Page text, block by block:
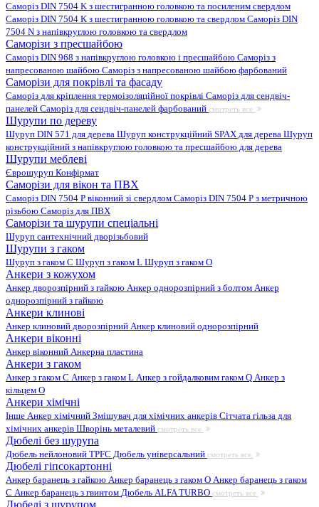
Саморіз DIN 7504 K з шестигранною головкою та посиленим свердлом
Саморіз DIN 7504 K з шестигранною головкою та свердлом Саморіз DIN
7504 N з напівкруглою головкою та свердлом
Саморізи з пресшайбою
Саморіз DIN 968 з напівкруглою головкою і пресшайбою Саморіз з
напресованою шайбою Саморіз з напресованою шайбою фарбований
Саморізи для покрівлі та фасаду
Саморіз для кріплення термоізоляційної покрівлі Саморіз для сендвіч-
панелей Саморіз для сендвіч-панелей фарбований смотреть все
Шурупи по дереву
Шуруп DIN 571 для дерева Шуруп конструкційний SPAX для дерева Шуруп
конструкційний з напівкруглою головкою та пресшайбою для дерева
Шурупи меблеві
Єврошуруп Конфірмат
Саморізи для вікон та ПВХ
Саморіз DIN 7504 P віконний зі свердлом Саморіз DIN 7504 P з метричною
різьбою Саморіз для ПВХ
Саморізи та шурупи спеціальні
Шуруп сантехнічний дворізьбовий
Шурупи з гаком
Шуруп з гаком C Шуруп з гаком L Шуруп з гаком O
Анкери з кожухом
Анкер дворозпірний з гайкою Анкер однорозпірний з болтом Анкер
однорозпірний з гайкою
Анкери клинові
Анкер клиновий дворозпірний Анкер клиновий однорозпірний
Анкери віконні
Анкер віконний Анкерна пластина
Анкери з гаком
Анкер з гаком C Анкер з гаком L Анкер з гойдалковим гаком Q Анкер з
кільцем O
Анкери хімічні
Інше Анкер хімічний Змішувач для хімічних анкерів Сітчата гільза для
хімічних анкерів Шворінь металевий смотреть все
Дюбелі без шурупа
Дюбель нейлоновий TPFC Дюбель універсальний смотреть все
Дюбелі гіпсокартонні
Анкер баранець з гайкою Анкер баранець з гаком O Анкер баранець з гаком
С Анкер баранець з гвинтом Дюбель ALFA TURBO смотреть все
Дюбелі з шурупом